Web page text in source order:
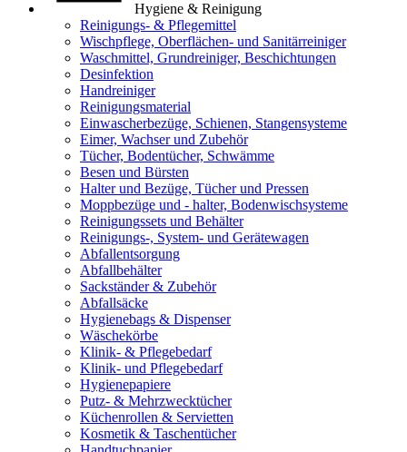
Hygiene & Reinigung
Reinigungs- & Pflegemittel
Wischpflege, Oberflächen- und Sanitärreiniger
Waschmittel, Grundreiniger, Beschichtungen
Desinfektion
Handreiniger
Reinigungsmaterial
Einwascherbezüge, Schienen, Stangensysteme
Eimer, Wachser und Zubehör
Tücher, Bodentücher, Schwämme
Besen und Bürsten
Halter und Bezüge, Tücher und Pressen
Moppbezüge und - halter, Bodenwischsysteme
Reinigungssets und Behälter
Reinigungs-, System- und Gerätewagen
Abfallentsorgung
Abfallbehälter
Sackständer & Zubehör
Abfallsäcke
Hygienebags & Dispenser
Wäschekörbe
Klinik- & Pflegebedarf
Klinik- und Pflegebedarf
Hygienepapiere
Putz- & Mehrzwecktücher
Küchenrollen & Servietten
Kosmetik & Taschentücher